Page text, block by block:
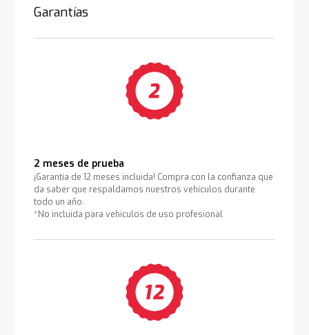
Garantías
2 meses de prueba
¡Garantía de 12 meses incluida! Compra con la confianza que
da saber que respaldamos nuestros vehículos durante
todo un año.
*No incluida para vehículos de uso profesional